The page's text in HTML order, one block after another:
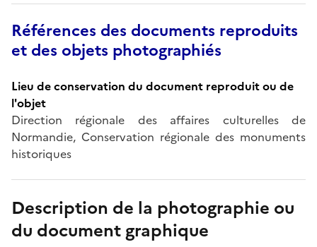
Références des documents reproduits
et des objets photographiés
Lieu de conservation du document reproduit ou de
l'objet
Direction régionale des affaires culturelles de
Normandie, Conservation régionale des monuments
historiques
Description de la photographie ou
du document graphique